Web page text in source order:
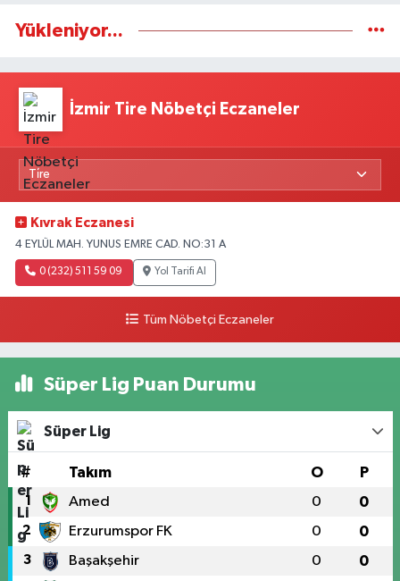
Yükleniyor...
İzmir Tire Nöbetçi Eczaneler
Kıvrak Eczanesi
4 EYLÜL MAH. YUNUS EMRE CAD. NO:31 A
0 (232) 511 59 09 Yol Tarifi Al
Tüm Nöbetçi Eczaneler
Süper Lig Puan Durumu
Süper Lig
# Takım O P
1 Amed 0 0
2 Erzurumspor FK 0 0
3 Başakşehir 0 0